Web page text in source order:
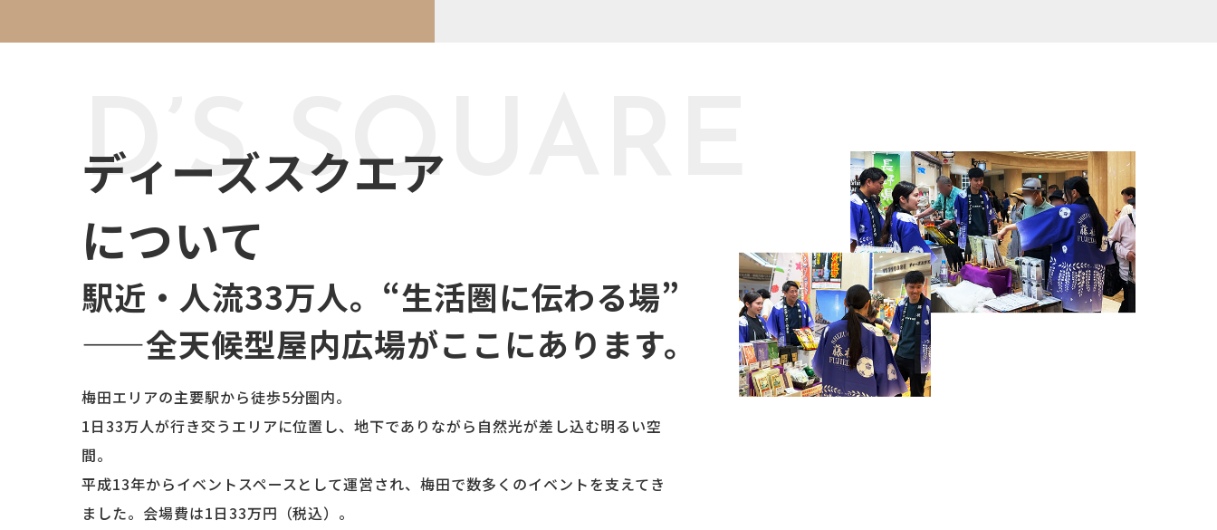
D’S SQUARE
ディーズスクエア
について
駅近・人流33万人。“生活圏に伝わる場”
——全天候型屋内広場がここにあります。
梅田エリアの主要駅から徒歩5分圏内。
1日33万人が行き交うエリアに位置し、地下でありながら自然光が差し込む明るい空
間。
平成13年からイベントスペースとして運営され、梅田で数多くのイベントを支えてき
ました。会場費は1日33万円（税込）。